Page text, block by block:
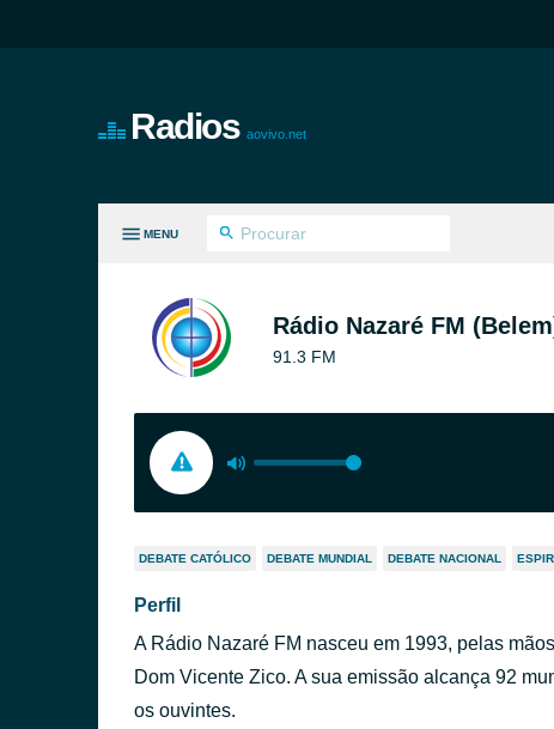
Radios aovivo.net
MENU
Rádio Nazaré FM
91.3 FM
DEBATE CATÓLICO DEBATE MUNDIAL DEBATE NACIONAL
Perfil
A Rádio Nazaré FM nasceu em 1993, pelas
Dom Vicente Zico. A sua emissão alcança 92
os ouvintes.